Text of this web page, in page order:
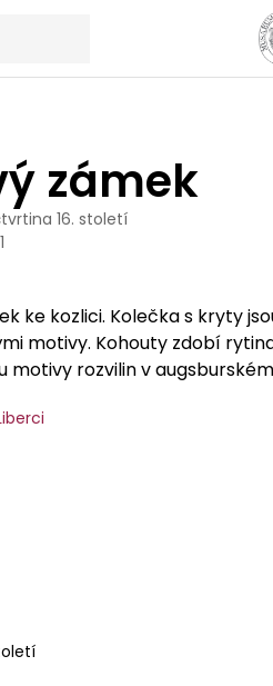
zámek
16. století
ke kozlici. Kolečka s kryty
motivy. Kohouty zdobí
motivy rozvilin v